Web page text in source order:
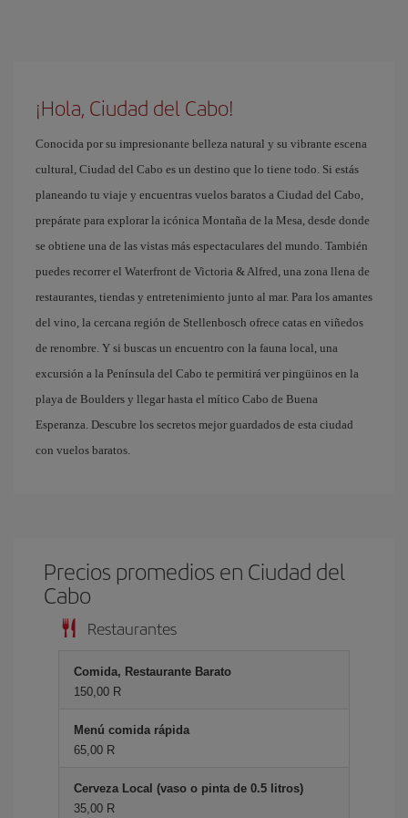
¡Hola, Ciudad del Cabo!
Conocida por su impresionante belleza natural y su vibrante escena
cultural, Ciudad del Cabo es un destino que lo tiene todo. Si estás
planeando tu viaje y encuentras vuelos baratos a Ciudad del Cabo,
prepárate para explorar la icónica Montaña de la Mesa, desde donde
se obtiene una de las vistas más espectaculares del mundo. También
puedes recorrer el Waterfront de Victoria & Alfred, una zona llena de
restaurantes, tiendas y entretenimiento junto al mar. Para los amantes
del vino, la cercana región de Stellenbosch ofrece catas en viñedos
de renombre. Y si buscas un encuentro con la fauna local, una
excursión a la Península del Cabo te permitirá ver pingüinos en la
playa de Boulders y llegar hasta el mítico Cabo de Buena
Esperanza. Descubre los secretos mejor guardados de esta ciudad
con vuelos baratos.
Precios promedios en Ciudad del
Cabo
Restaurantes
Comida, Restaurante Barato
150,00 R
Menú comida rápida
65,00 R
Cerveza Local (vaso o pinta de 0.5 litros)
35,00 R